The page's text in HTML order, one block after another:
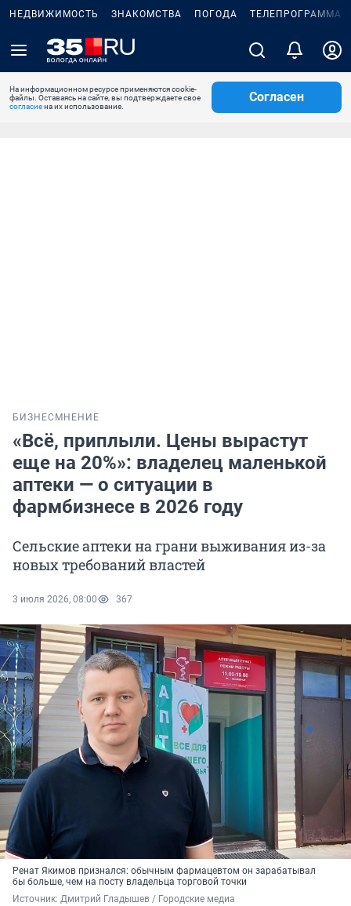
НЕДВИЖИМОСТЬ ЗНАКОМСТВА ПОГОДА ТЕЛЕПРОГРАММА
На информационном ресурсе применяются cookie-
файлы. Оставаясь на сайте, вы подтверждаете свое
согласиена их использование.
Согласен
БИЗНЕС МНЕНИЕ
«Всё, приплыли. Цены вырастут
еще на 20%»: владелец маленькой
аптеки — о ситуации в
фармбизнесе в 2026 году
Сельские аптеки на грани выживания из-за
новых требований властей
3 июля 2026, 08:00 367
Ренат Якимов признался: обычным фармацевтом он зарабатывал
бы больше, чем на посту владельца торговой точки
Источник: Дмитрий Гладышев / Городские медиа